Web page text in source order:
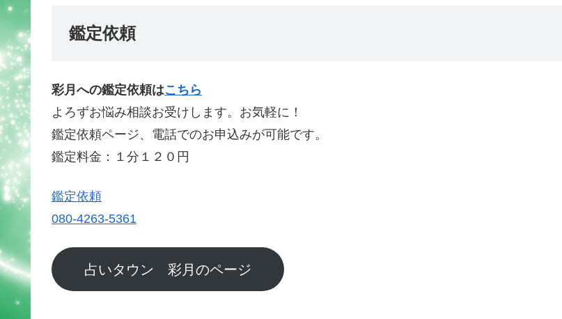
鑑定依頼
彩月への鑑定依頼はこちら
よろずお悩み相談お受けします。お気軽に！
鑑定依頼ページ、電話でのお申込みが可能です。
鑑定料金：１分１２０円
鑑定依頼
080-4263-5361
占いタウン 彩月のページ